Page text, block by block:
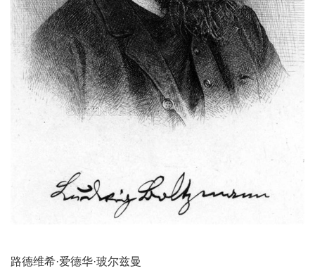
路德维希·爱德华·玻尔兹曼